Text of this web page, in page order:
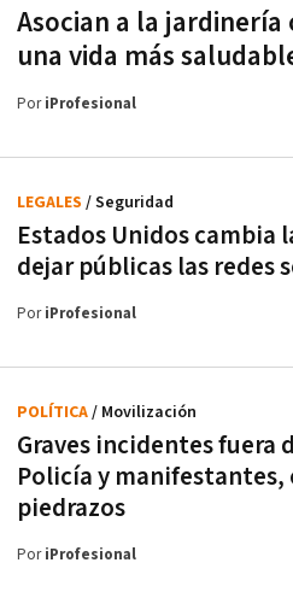
Asocian a la
una vida más
PoriProfesional
Estados Unidos cambia
dejar públicas las redes
LEGALES / Seguridad
PoriProfesional
Graves incidentes fuera
Policía y manifestantes,
piedrazos
POLÍTICA/ Movilización
PoriProfesional